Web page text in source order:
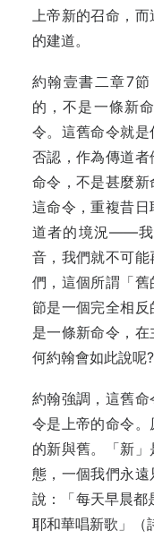
上帝新的召命，
的建道。
約翰壹書二章7
的，不是一條新
令。這舊命令就
否認，作為傳道
命令，不是甚麼
這命令，重複昔
道者的境況——我
音，我們就不可
們，這個所謂「
節是一個完全相反
是一條新命令，
何約翰會如此說呢
約翰強調，這舊
令是上帝的命令
的新與舊。「新
態，一個我們永
說：「每天早晨都
耶和華唱新歌」（